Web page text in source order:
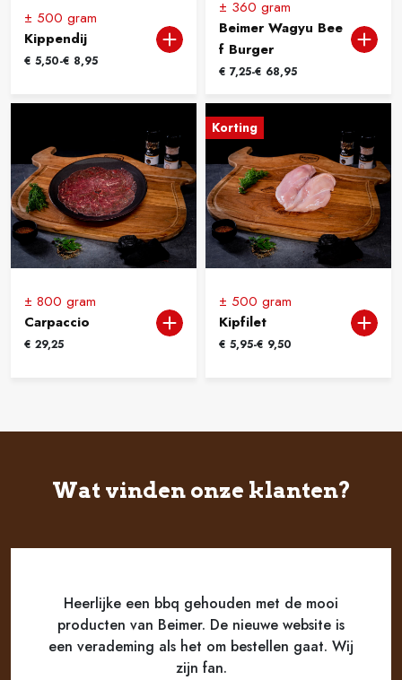
± 500 gram
Kippendij
€ 5,50-€ 8,95
Prijsklasse:
tot
± 360 gram
Beimer Wagyu Bee
f Burger
€ 7,25-€ 68,95
Prijsklasse:
tot
€ 68,95
± 800 gram
Carpaccio
€ 29,25
Korting
± 500 gram
Kipfilet
€ 5,95-€ 9,50
Prijsklasse:
Wat vinden onze klanten?
Heerlijke een bbq gehouden met de mooi
producten van Beimer. De nieuwe website is
een verademing als het om bestellen gaat. Wij
zijn fan.